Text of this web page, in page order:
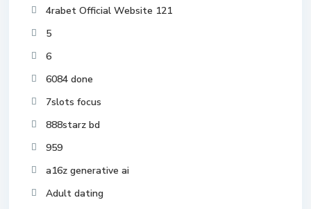
4rabet Official Website 121
5
6
6084 done
7slots focus
888starz bd
959
a16z generative ai
Adult dating